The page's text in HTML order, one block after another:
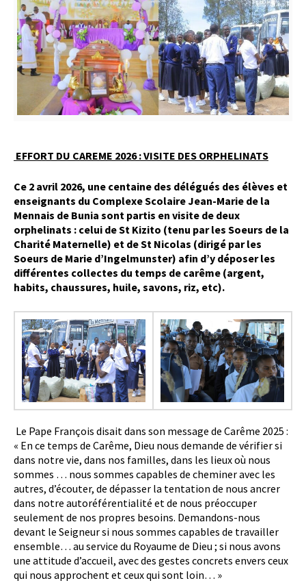
EFFORT DU CAREME 2026 : VISITE DES ORPHELINATS
Ce 2 avril 2026, une centaine des délégués des élèves et
enseignants du Complexe Scolaire Jean-Marie de la
Mennais de Bunia sont partis en visite de deux
orphelinats : celui de St Kizito (tenu par les Soeurs de la
Charité Maternelle) et de St Nicolas (dirigé par les
Soeurs de Marie d’Ingelmunster) afin d’y déposer les
différentes collectes du temps de carême (argent,
habits, chaussures, huile, savons, riz, etc).
Le Pape François disait dans son message de Carême 2025 :
« En ce temps de Carême, Dieu nous demande de vérifier si
dans notre vie, dans nos familles, dans les lieux où nous
sommes … nous sommes capables de cheminer avec les
autres, d’écouter, de dépasser la tentation de nous ancrer
dans notre autoréférentialité et de nous préoccuper
seulement de nos propres besoins. Demandons-nous
devant le Seigneur si nous sommes capables de travailler
ensemble… au service du Royaume de Dieu ; si nous avons
une attitude d’accueil, avec des gestes concrets envers ceux
qui nous approchent et ceux qui sont loin… »